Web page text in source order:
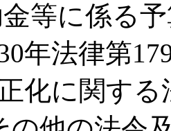
等に係る予
年法律第
化に関する